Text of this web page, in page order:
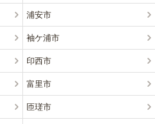
浦安市
袖ケ浦市
印西市
富里市
匝瑳市